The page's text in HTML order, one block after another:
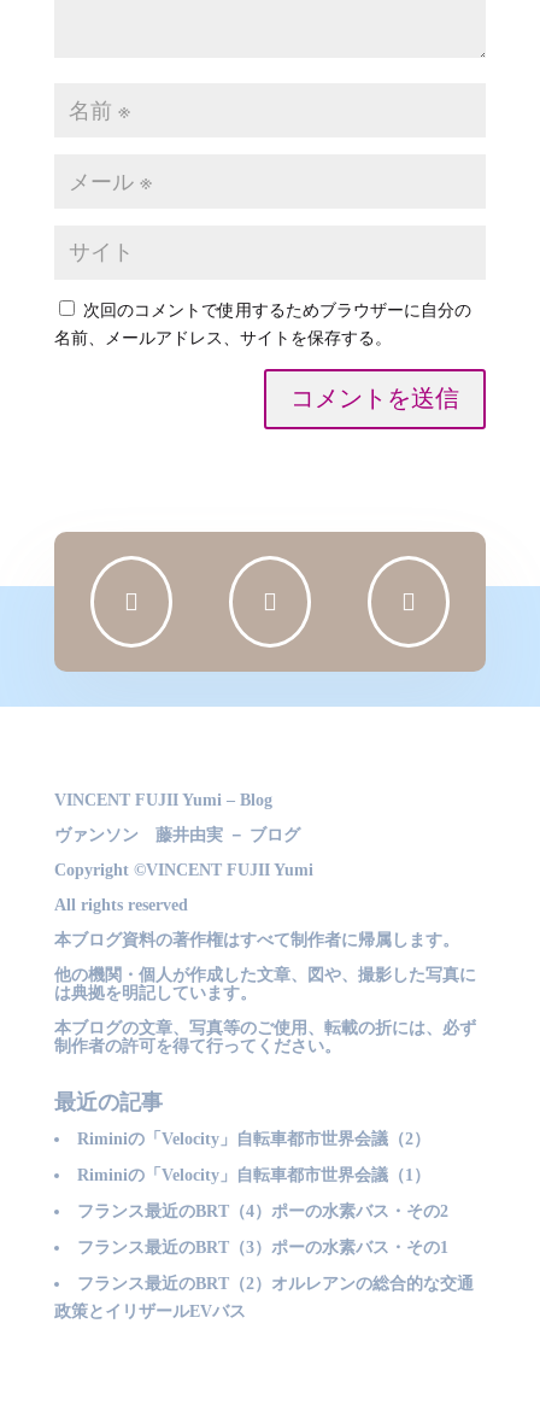
次回のコメントで使用するためブラウザーに自分の
名前、メールアドレス、サイトを保存する。
コメントを送信
  
VINCENT FUJII Yumi – Blog
ヴァンソン 藤井由実 － ブログ
Copyright ©VINCENT FUJII Yumi
All rights reserved
本ブログ資料の著作権はすべて制作者に帰属します。
他の機関・個人が作成した文章、図や、撮影した写真に
は典拠を明記しています。
本ブログの文章、写真等のご使用、転載の折には、必ず
制作者の許可を得て行ってください。
最近の記事
Riminiの「Velocity」自転車都市世界会議（2）
Riminiの「Velocity」自転車都市世界会議（1）
フランス最近のBRT（4）ポーの水素バス・その2
フランス最近のBRT（3）ポーの水素バス・その1
フランス最近のBRT（2）オルレアンの総合的な交通
政策とイリザールEVバス